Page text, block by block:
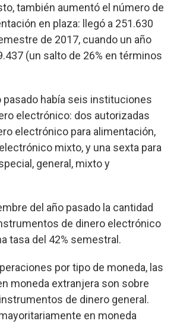
también aumentó el número de
en plaza: llegó a 251.630
de 2017, cuando un año
(un salto de 26% en términos
pasado había seis instituciones
electrónico: dos autorizadas
electrónico para alimentación,
mixto, y una sexta para
general, mixto y
del año pasado la cantidad
de dinero electrónico
tasa del 42% semestral.
por tipo de moneda, las
moneda extranjera son sobre
de dinero general.
en moneda